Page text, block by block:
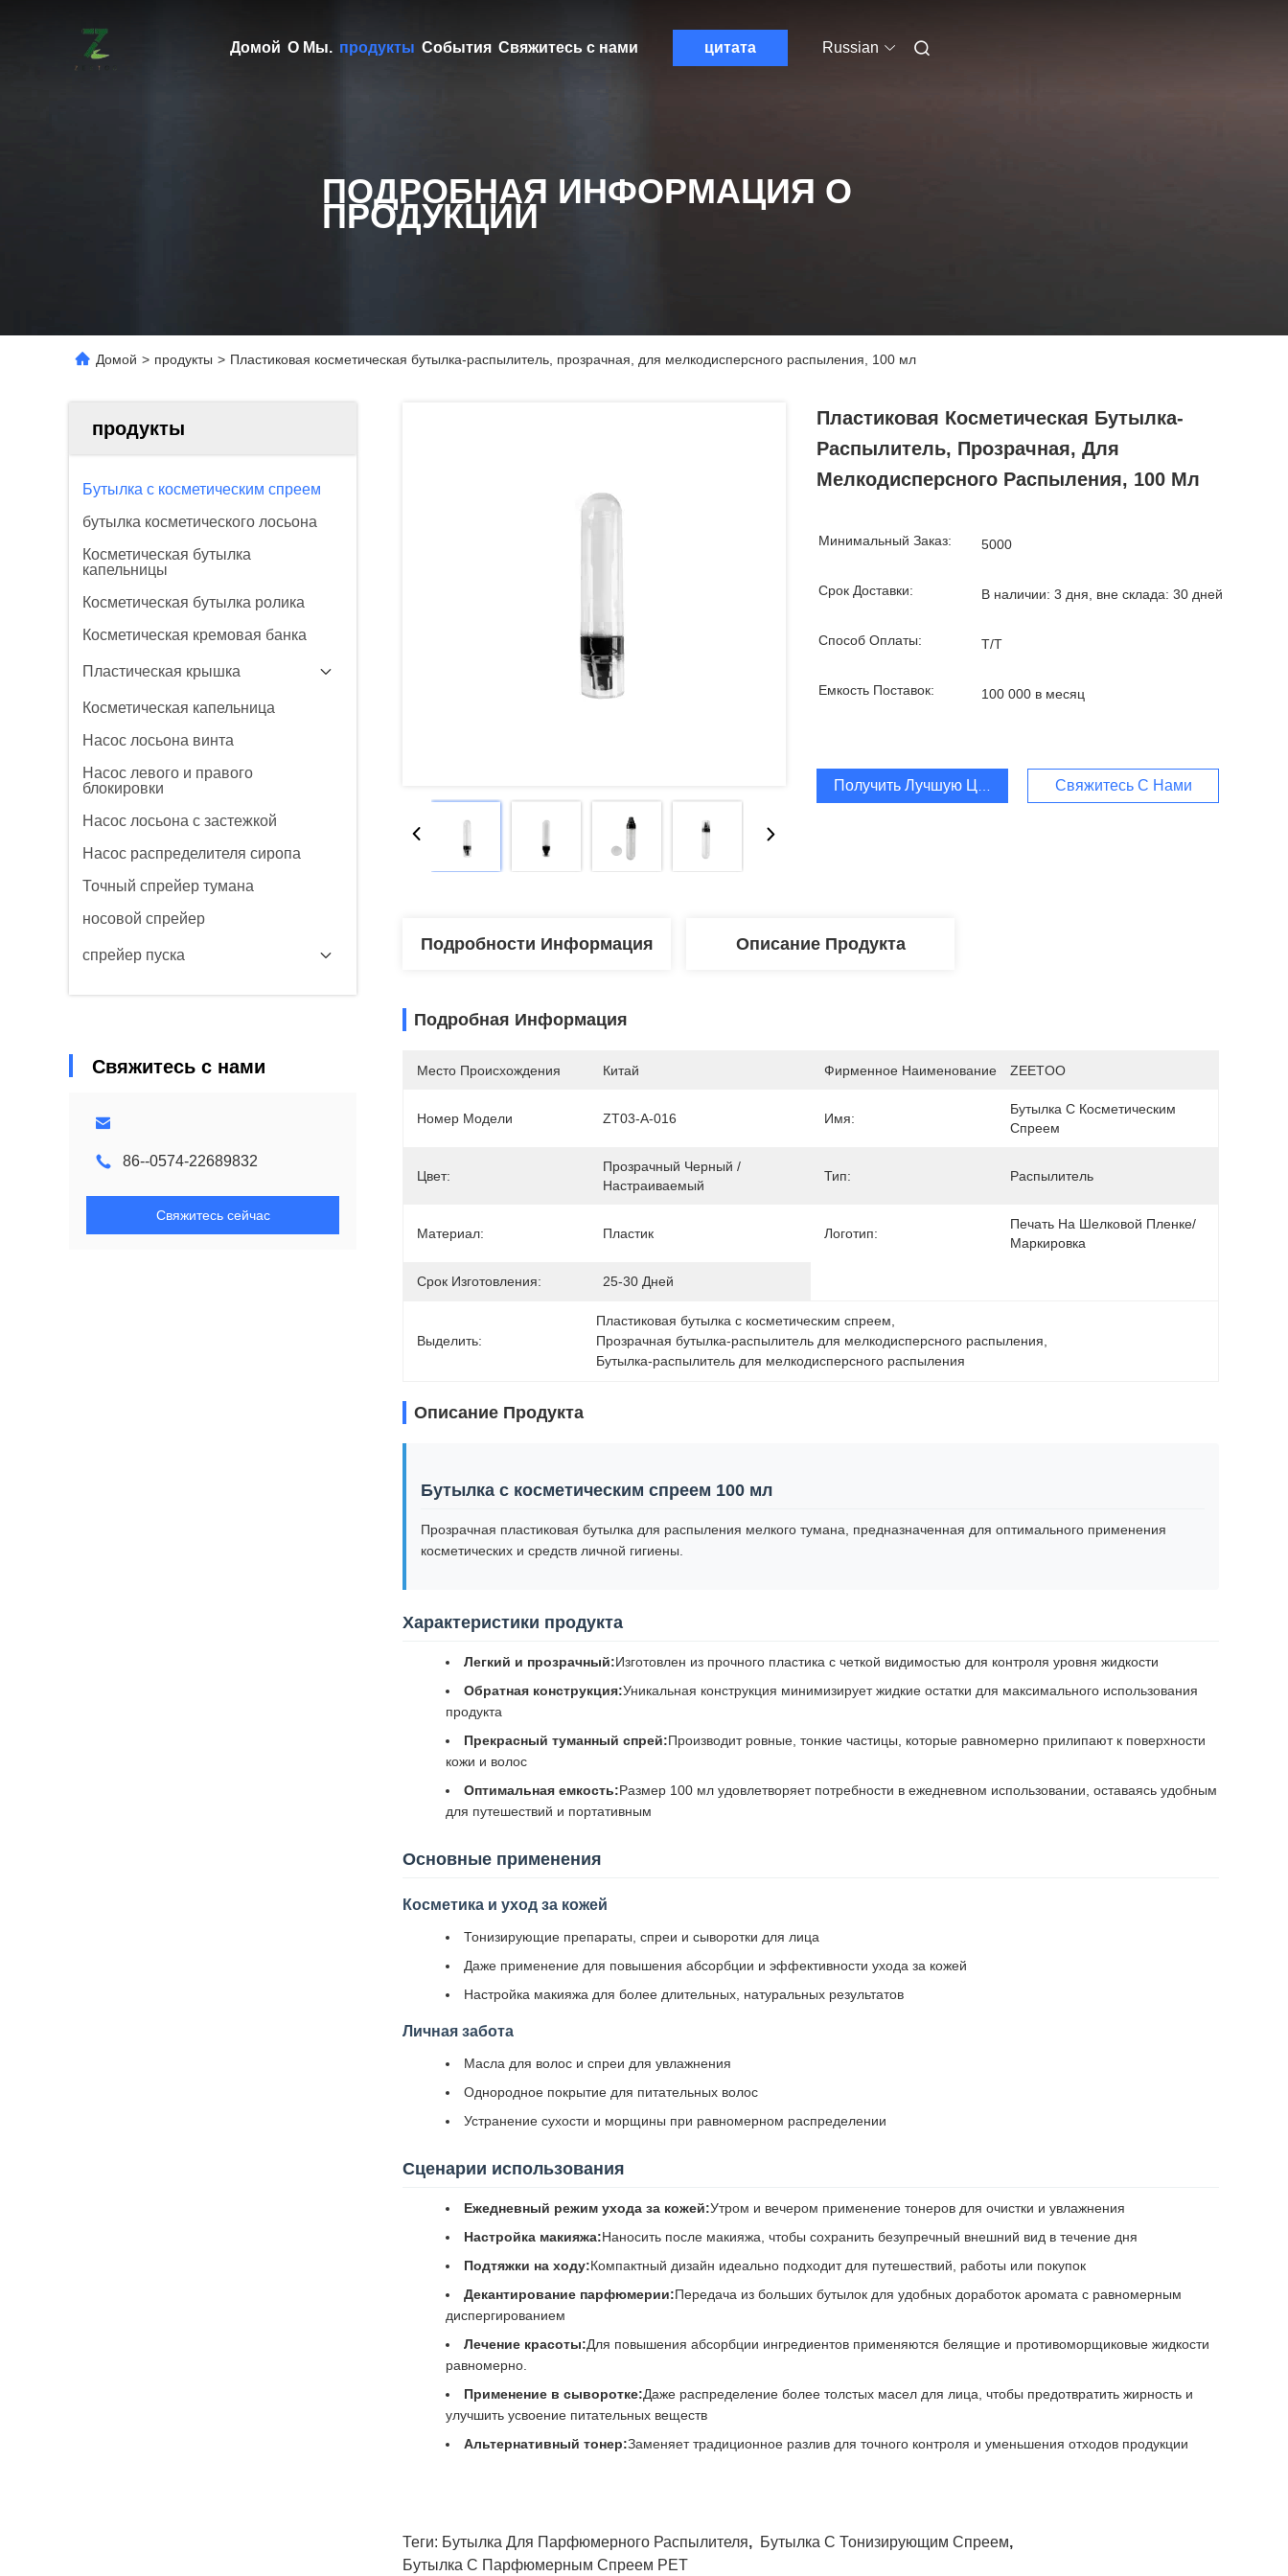
Домой О Мы. продукты События Свяжитесь с нами цитата Russian
ПОДРОБНАЯ ИНФОРМАЦИЯ О
ПРОДУКЦИИ
Домой > продукты > Пластиковая косметическая бутылка-распылитель, прозрачная, для мелкодисперсного распыления, 100 мл
продукты
Бутылка с косметическим спреем
бутылка косметического лосьона
Косметическая бутылка
капельницы
Косметическая бутылка ролика
Косметическая кремовая банка
Пластическая крышка
Косметическая капельница
Насос лосьона винта
Насос левого и правого
блокировки
Насос лосьона с застежкой
Насос распределителя сиропа
Точный спрейер тумана
носовой спрейер
спрейер пуска
Свяжитесь с нами
86--0574-22689832
Свяжитесь сейчас
Пластиковая Косметическая Бутылка-
Распылитель, Прозрачная, Для
Мелкодисперсного Распыления, 100 Мл
Минимальный Заказ: 5000
Срок Доставки: В наличии: 3 дня, вне склада: 30 дней
Способ Оплаты: Т/Т
Емкость Поставок: 100 000 в месяц
Получить Лучшую Цену Свяжитесь С Нами
Подробности Информация Описание Продукта
Подробная Информация
Место Происхождения Китай Фирменное Наименование ZEETOO
Номер Модели ZT03-A-016 Имя:
Бутылка С Косметическим
Спреем
Цвет:
Прозрачный Черный /
Настраиваемый
Тип: Распылитель
Материал: Пластик Логотип:
Печать На Шелковой Пленке/
Маркировка
Срок Изготовления: 25-30 Дней
Выделить:
Пластиковая бутылка с косметическим спреем
Прозрачная бутылка-распылитель для мелкодисперсного распыления
Бутылка-распылитель для мелкодисперсного распыления
Описание Продукта
Бутылка с косметическим спреем 100 мл
Прозрачная пластиковая бутылка для распыления мелкого тумана, предназначенная для оптимального применения
косметических и средств личной гигиены.
Характеристики продукта
Легкий и прозрачный:Изготовлен из прочного пластика с четкой видимостью для контроля уровня жидкости
Обратная конструкция:Уникальная конструкция минимизирует жидкие остатки для максимального использования
продукта
Прекрасный туманный спрей:Производит ровные, тонкие частицы, которые равномерно прилипают к поверхности
кожи и волос
Оптимальная емкость:Размер 100 мл удовлетворяет потребности в ежедневном использовании, оставаясь удобным
для путешествий и портативным
Основные применения
Косметика и уход за кожей
Тонизирующие препараты, спреи и сыворотки для лица
Даже применение для повышения абсорбции и эффективности ухода за кожей
Настройка макияжа для более длительных, натуральных результатов
Личная забота
Масла для волос и спреи для увлажнения
Однородное покрытие для питательных волос
Устранение сухости и морщины при равномерном распределении
Сценарии использования
Ежедневный режим ухода за кожей:Утром и вечером применение тонеров для очистки и увлажнения
Настройка макияжа:Наносить после макияжа, чтобы сохранить безупречный внешний вид в течение дня
Подтяжки на ходу:Компактный дизайн идеально подходит для путешествий, работы или покупок
Декантирование парфюмерии:Передача из больших бутылок для удобных доработок аромата с равномерным
диспергированием
Лечение красоты:Для повышения абсорбции ингредиентов применяются белящие и противоморщиковые жидкости
равномерно.
Применение в сыворотке:Даже распределение более толстых масел для лица, чтобы предотвратить жирность и
улучшить усвоение питательных веществ
Альтернативный тонер:Заменяет традиционное разлив для точного контроля и уменьшения отходов продукции
Теги: Бутылка Для Парфюмерного Распылителя, Бутылка С Тонизирующим Спреем,
Бутылка С Парфюмерным Спреем PET